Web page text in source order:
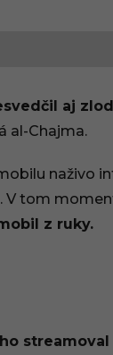
aj
al-Chajma.
naživo
V tom
z ruky.
streamoval